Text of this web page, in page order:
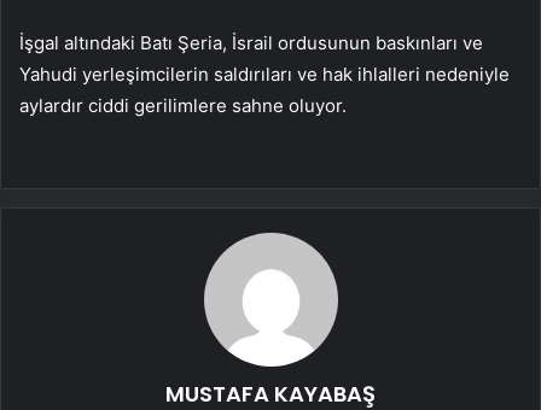
İşgal altındaki Batı Şeria, İsrail ordusunun baskınları ve
Yahudi yerleşimcilerin saldırıları ve hak ihlalleri nedeniyle
aylardır ciddi gerilimlere sahne oluyor.
MUSTAFA KAYABAŞ